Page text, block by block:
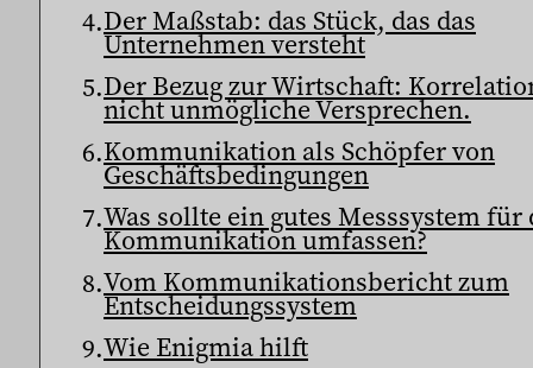
Der Maßstab: das Stück, das das
Unternehmen versteht
Der Bezug zur Wirtschaft:
nicht unmögliche Versprechen.
Kommunikation als Schöpfer von
Geschäftsbedingungen
Was sollte ein gutes Messsystem für
Kommunikation umfassen?
Vom Kommunikationsbericht zum
Entscheidungssystem
Wie Enigmia hilft